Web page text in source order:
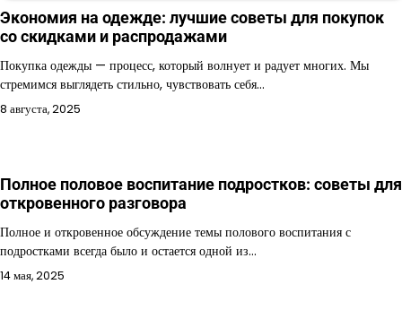
Экономия на одежде: лучшие советы для покупок
со скидками и распродажами
Покупка одежды — процесс, который волнует и радует многих. Мы
стремимся выглядеть стильно, чувствовать себя…
8 августа, 2025
Полное половое воспитание подростков: советы для
откровенного разговора
Полное и откровенное обсуждение темы полового воспитания с
подростками всегда было и остается одной из…
14 мая, 2025